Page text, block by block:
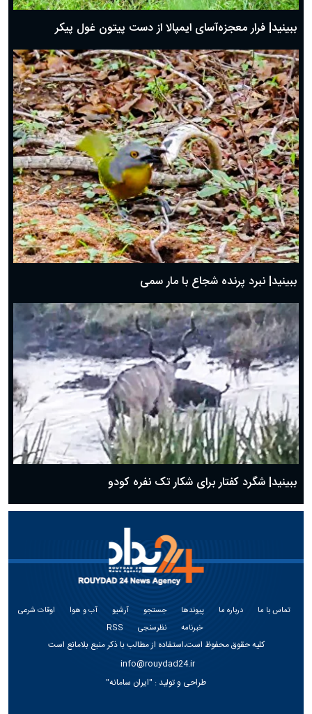
ببینید| فرار معجزه‌آسای ایمپالا از دست پیتون غول پیکر
ببینید| نبرد پرنده شجاع با مار سمی
ببینید| شگرد کفتار برای شکار تک نفره کودو
تماس با ما درباره ما پیوندها جستجو آرشیو آب و هوا
اوقات شرعی
خبرنامه
نظرسنجی RSS
کلیه حقوق محفوظ است،استفاده از مطالب با ذکر منبع بلامانع است
info@rouydad24.ir
طراحی و تولید : "ایران سامانه"